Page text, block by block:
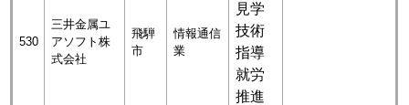
530
三井金属ユ
アソフト株
式会社
飛騨
市
情報通信
業
見学
技術
指導
就労
推進